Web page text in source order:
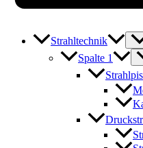
Strahltechnik
Spalte 1